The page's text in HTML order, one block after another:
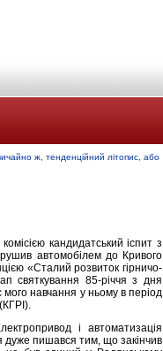
ж, тенденційний літопис, або
кандидатський іспит з
автомобілем до Кривого
«Сталий розвиток гірничо-
святкування 85-річчя з дня
мого навчання у ньому в період
і автоматизація
дуже пишався тим, що закінчив